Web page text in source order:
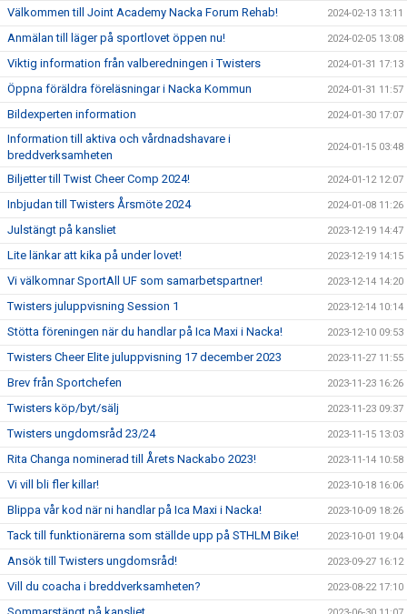
Välkommen till Joint Academy Nacka Forum Rehab! 2024-02-13 13:11
Anmälan till läger på sportlovet öppen nu! 2024-02-05 13:08
Viktig information från valberedningen i Twisters 2024-01-31 17:13
Öppna föräldra föreläsningar i Nacka Kommun 2024-01-31 11:57
Bildexperten information 2024-01-30 17:07
Information till aktiva och vårdnadshavare i
breddverksamheten
2024-01-15 03:48
Biljetter till Twist Cheer Comp 2024! 2024-01-12 12:07
Inbjudan till Twisters Årsmöte 2024 2024-01-08 11:26
Julstängt på kansliet 2023-12-19 14:47
Lite länkar att kika på under lovet! 2023-12-19 14:15
Vi välkomnar SportAll UF som samarbetspartner! 2023-12-14 14:20
Twisters juluppvisning Session 1 2023-12-14 10:14
Stötta föreningen när du handlar på Ica Maxi i Nacka! 2023-12-10 09:53
Twisters Cheer Elite juluppvisning 17 december 2023 2023-11-27 11:55
Brev från Sportchefen 2023-11-23 16:26
Twisters köp/byt/sälj 2023-11-23 09:37
Twisters ungdomsråd 23/24 2023-11-15 13:03
Rita Changa nominerad till Årets Nackabo 2023! 2023-11-14 10:58
Vi vill bli fler killar! 2023-10-18 16:06
Blippa vår kod när ni handlar på Ica Maxi i Nacka! 2023-10-09 18:26
Tack till funktionärerna som ställde upp på STHLM Bike! 2023-10-01 19:04
Ansök till Twisters ungdomsråd! 2023-09-27 16:12
Vill du coacha i breddverksamheten? 2023-08-22 17:10